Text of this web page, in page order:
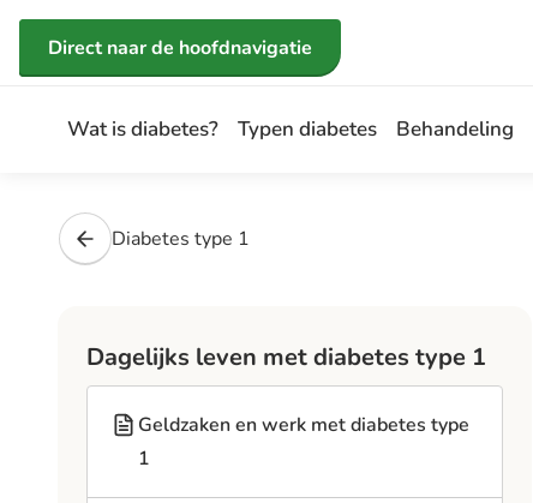
Direct naar de inhoud
Direct naar de hoofdnavigatie
Wat is diabetes? Typen diabetes Behandeling
Diabetes type 1
Dagelijks leven met diabetes type 1
Geldzaken en werk met diabetes type
1